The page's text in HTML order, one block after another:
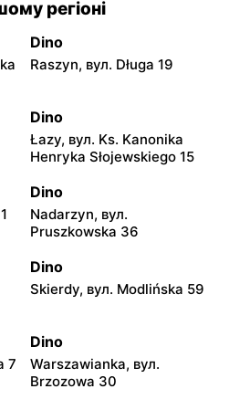
регіоні
Dino
Raszyn, вул. Długa 19
Dino
Łazy, вул. Ks. Kanonika
Henryka Słojewskiego 15
Dino
Nadarzyn, вул.
Pruszkowska 36
Dino
Skierdy, вул. Modlińska 59
7
Dino
Warszawianka, вул.
Brzozowa 30